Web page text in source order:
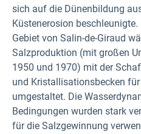
sich auf die Dünenbildung
Küstenerosion
Gebiet von Salin-de-Giraud
Salzproduktion (mit großen
1950 und 1970) mit der
und Kristallisationsbecken
umgestaltet. Die
Bedingungen wurden stark
für die Salzgewinnung